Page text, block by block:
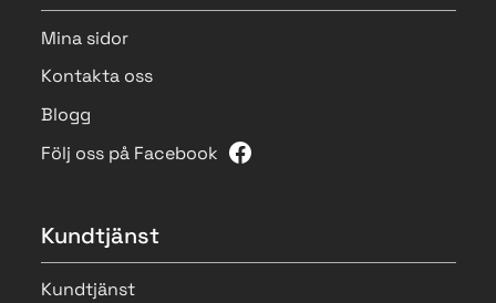
Mina sidor
Kontakta oss
Blogg
Följ oss på Facebook
Kundtjänst
Kundtjänst